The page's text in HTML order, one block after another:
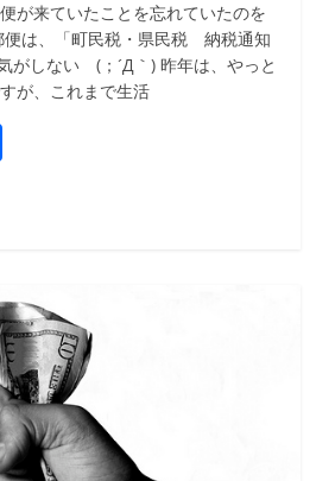
が来ていたことを忘れていたのを
便は、「町民税・県民税 納税通知
がしない (；´Д｀) 昨年は、やっと
が、これまで生活